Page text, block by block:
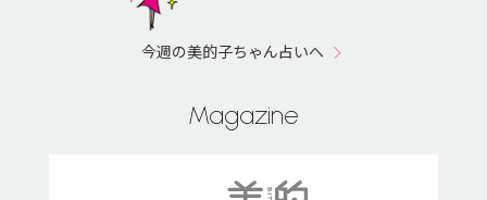
今週の美的子ちゃん占いへ
Magazine